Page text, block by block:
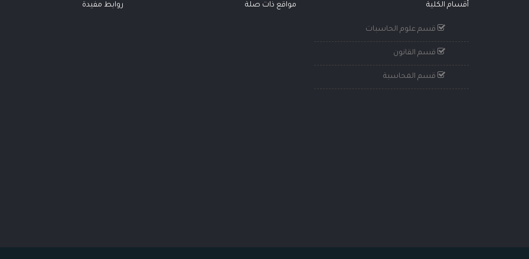
أقسام الكلية
قسم علوم الحاسبات
قسم القانون
قسم المحاسبة
مواقع ذات صلة روابط مفيدة